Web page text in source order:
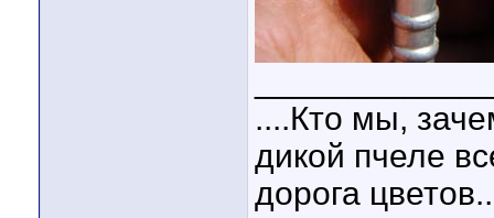
....Кто мы,
дикой пчеле
дорога